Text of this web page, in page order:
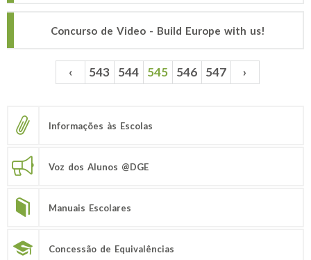
Concurso de Video - Build Europe with us!
Páginas ‹ 543 544 545 546 547 ›
Informações às Escolas
Voz dos Alunos @DGE
Manuais Escolares
Concessão de Equivalências